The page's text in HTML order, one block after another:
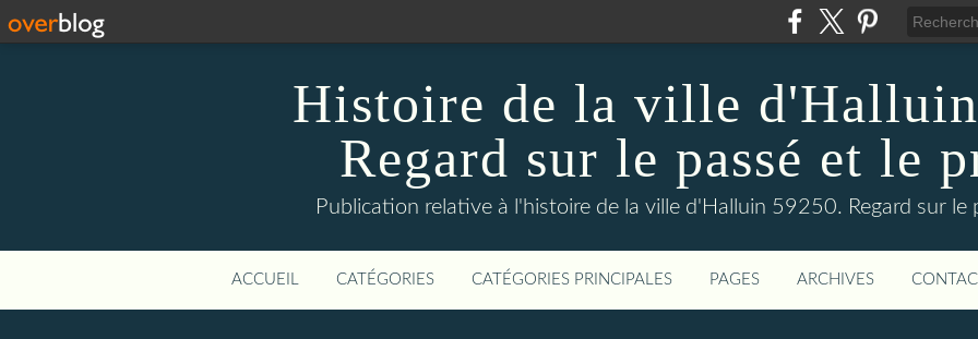
Histoire de la ville
Regard sur le passé et le
Publication relative à l'histoire de la ville d'Halluin 59250. Regard sur le
ACCUEIL CATÉGORIES CATÉGORIES PRINCIPALES PAGES ARCHIVES